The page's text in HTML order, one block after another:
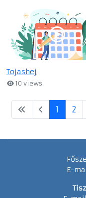
Tojashej
10 views
1 2
E-